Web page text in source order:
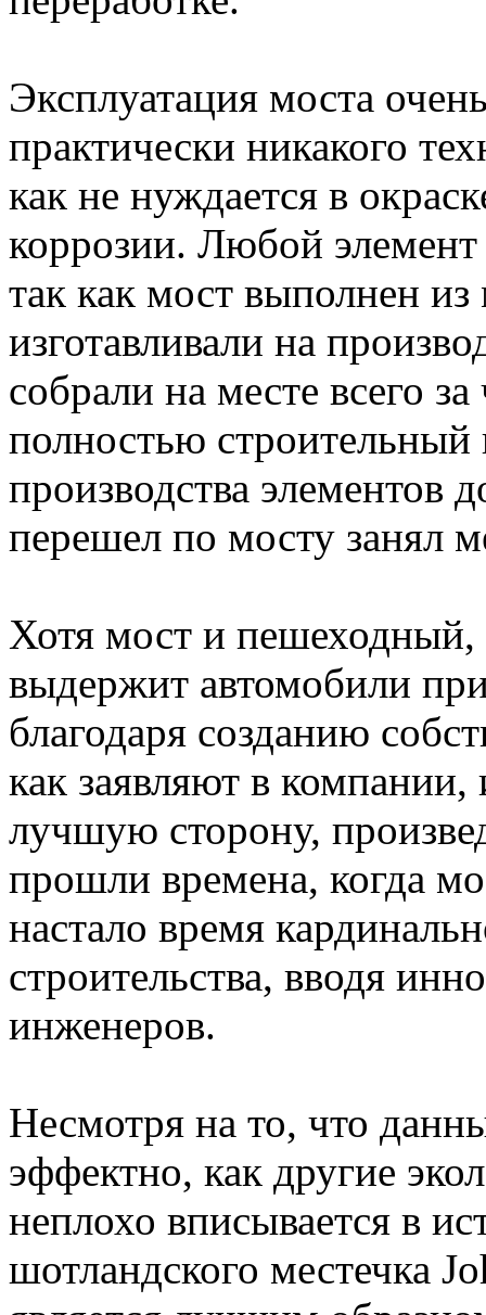
Эксплуатация моста
практически никакого
как не нуждается в
коррозии. Любой элемент
так как мост выполнен
изготавливали на
собрали на месте всего
полностью строительный
производства элементов
перешел по мосту занял
Хотя мост и пешеходный,
выдержит автомобили
благодаря созданию
как заявляют в компании,
лучшую сторону,
прошли времена, когда
настало время
строительства, вводя
инженеров.
Несмотря на то, что
эффектно, как другие
неплохо вписывается в
шотландского местечка